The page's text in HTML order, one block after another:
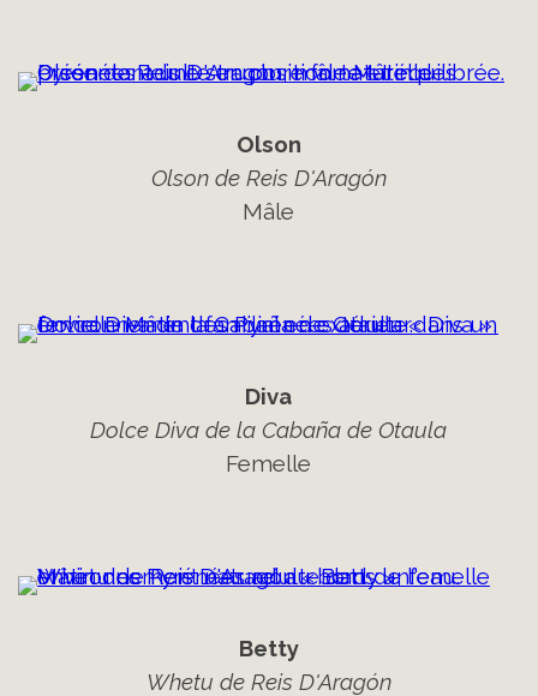
Olson
Olson de Reis D'Aragón
Mâle
Diva
Dolce Diva de la Cabaña de Otaula
Femelle
Betty
Whetu de Reis D'Aragón